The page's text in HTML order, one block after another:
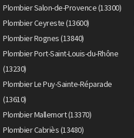
Plombier Salon-de-Provence (13300)
Plombier Ceyreste (13600)
Plombier Rognes (13840)
Plombier Port-Saint-Louis-du-Rhône
(13230)
Plombier Le Puy-Sainte-Réparade
(13610)
Plombier Mallemort (13370)
Plombier Cabriès (13480)